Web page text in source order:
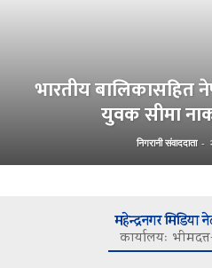
भारतीय बालिकासहित
युवक सीमा
निगरानी संवाददाता -
महेन्द्रनगर मिडिया
कार्यालयः